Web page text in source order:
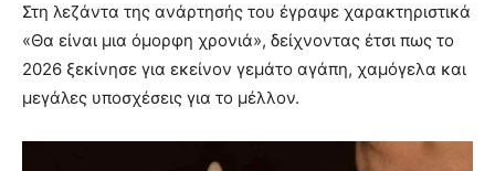
Στη λεζάντα της ανάρτησής του έγραψε χαρακτηριστικά
«Θα είναι μια όμορφη χρονιά», δείχνοντας έτσι πως το
2026 ξεκίνησε για εκείνον γεμάτο αγάπη, χαμόγελα και
μεγάλες υποσχέσεις για το μέλλον.